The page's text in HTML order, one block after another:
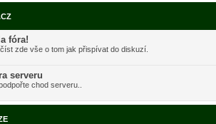
fóra!
zde vše o tom jak přispívat do diskuzí.
serveru
chod serveru..